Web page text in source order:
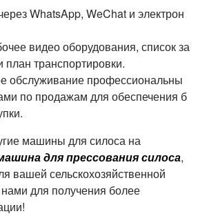
WhatsApp, WeChat и электрон
видео оборудования, список за
план транспортировки.
обслуживание профессиональны
по продажам для обеспечения б
машины для силоса на
для прессования силоса,
вашей сельскохозяйственной
для получения более